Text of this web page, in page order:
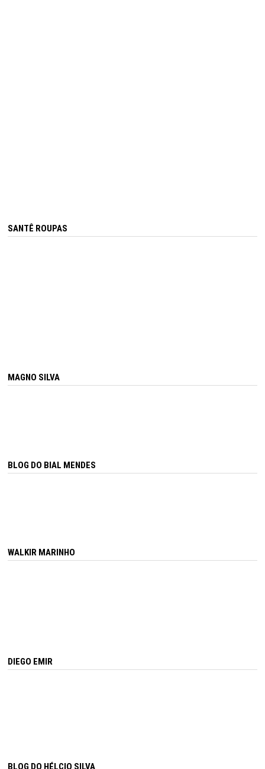
SANTÊ ROUPAS
MAGNO SILVA
BLOG DO BIAL MENDES
WALKIR MARINHO
DIEGO EMIR
BLOG DO HÉLCIO SILVA